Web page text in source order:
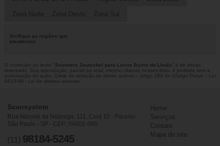
Zona Norte Zona Oeste Zona Sul
Verifique as regiões que
atendemos
O conteúdo do texto " Scanners Zeutschel para Livros Bairro do Limão " é de direito
reservado. Sua reprodução, parcial ou total, mesmo citando nossos links, é proibida sem a
autorização do autor. Crime de violação de direito autoral – artigo 184 do Código Penal –
Lei
9610/98 - Lei de direitos autorais
Scansystem
Rua Manoel da Nóbrega, 111, Conj 10 - Paraíso
São Paulo - SP - CEP: 04001-080
(11) 98184-5245
Home
Serviços
Contato
Mapa do site